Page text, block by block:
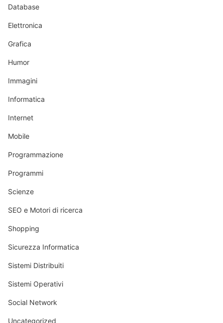
Database
Elettronica
Grafica
Humor
Immagini
Informatica
Internet
Mobile
Programmazione
Programmi
Scienze
SEO e Motori di ricerca
Shopping
Sicurezza Informatica
Sistemi Distribuiti
Sistemi Operativi
Social Network
Uncategorized